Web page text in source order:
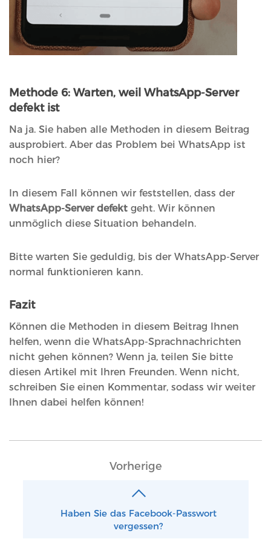
Methode 6: Warten, weil WhatsApp-Server
defekt ist
Na ja. Sie haben alle Methoden in diesem Beitrag
ausprobiert. Aber das Problem bei WhatsApp ist
noch hier?
In diesem Fall können wir feststellen, dass der
WhatsApp-Server defekt geht. Wir können
unmöglich diese Situation behandeln.
Bitte warten Sie geduldig, bis der WhatsApp-Server
normal funktionieren kann.
Fazit
Können die Methoden in diesem Beitrag Ihnen
helfen, wenn die WhatsApp-Sprachnachrichten
nicht gehen können? Wenn ja, teilen Sie bitte
diesen Artikel mit Ihren Freunden. Wenn nicht,
schreiben Sie einen Kommentar, sodass wir weiter
Ihnen dabei helfen können!
Vorherige
Haben Sie das Facebook-Passwort
vergessen?